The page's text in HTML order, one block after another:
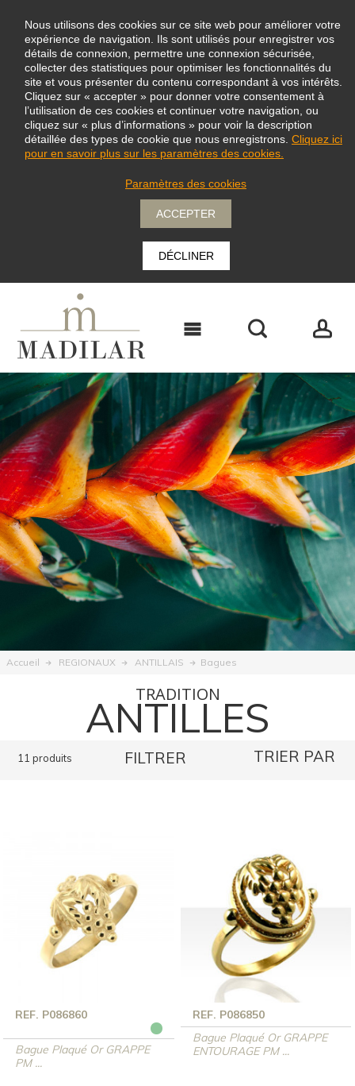
Nous utilisons des cookies sur ce site web pour améliorer votre
expérience de navigation. Ils sont utilisés pour enregistrer vos
détails de connexion, permettre une connexion sécurisée,
collecter des statistiques pour optimiser les fonctionnalités du
site et vous présenter du contenu correspondant à vos intérêts.
Cliquez sur « accepter » pour donner votre consentement à
l’utilisation de ces cookies et continuer votre navigation, ou
cliquez sur « plus d’informations » pour voir la description
détaillée des types de cookie que nous enregistrons. Cliquez ici
pour en savoir plus sur les paramètres des cookies.
Paramètres des cookies
ACCEPTER
DÉCLINER
Accueil REGIONAUX ANTILLAIS Bagues
TRADITION
ANTILLES
11 produits FILTRER TRIER PAR
REF. P086860
Bague Plaqué Or GRAPPE
PM ...
REF. P086850
Bague Plaqué Or GRAPPE
ENTOURAGE PM ...